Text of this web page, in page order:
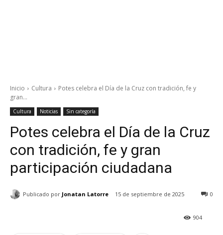
Inicio Cultura
Potes celebra el Día de la Cruz con tradición, fe y
gran...
Cultura Noticias Sin categoría
Potes celebra el Día de la Cruz
con tradición, fe y gran
participación ciudadana
Publicado por Jonatan Latorre 15 de septiembre de 2025 0
904